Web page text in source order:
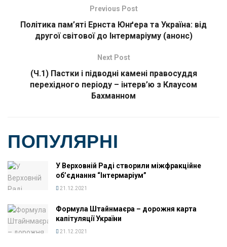
Previous Post
Політика пам’яті Ернста Юнґера та Україна: від
другої світової до Інтермаріуму (анонс)
Next Post
(Ч.1) Пастки і підводні камені правосуддя
перехідного періоду – інтерв’ю з Клаусом
Бахманном
ПОПУЛЯРНІ
У Верховній Раді створили міжфракційне
об’єднання “Інтермаріум”
21.12.2021
Формула Штайнмаєра – дорожня карта
капітуляції України
21.12.2021